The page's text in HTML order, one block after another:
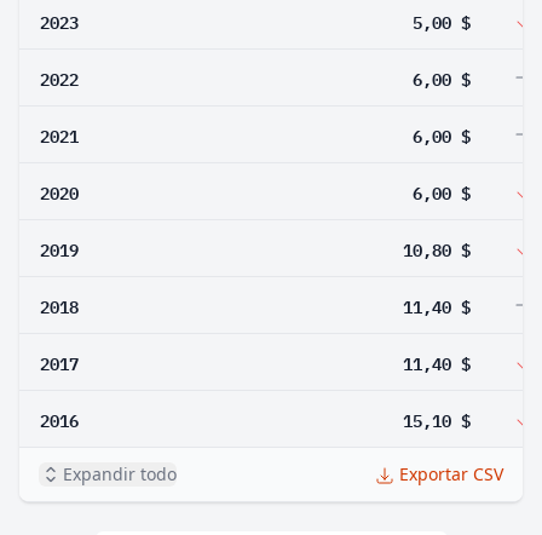
2023 5,00 $
2022 6,00 $
2021 6,00 $
2020 6,00 $
2019 10,80 $
2018 11,40 $
2017 11,40 $
2016 15,10 $
Expandir todo Exportar CSV